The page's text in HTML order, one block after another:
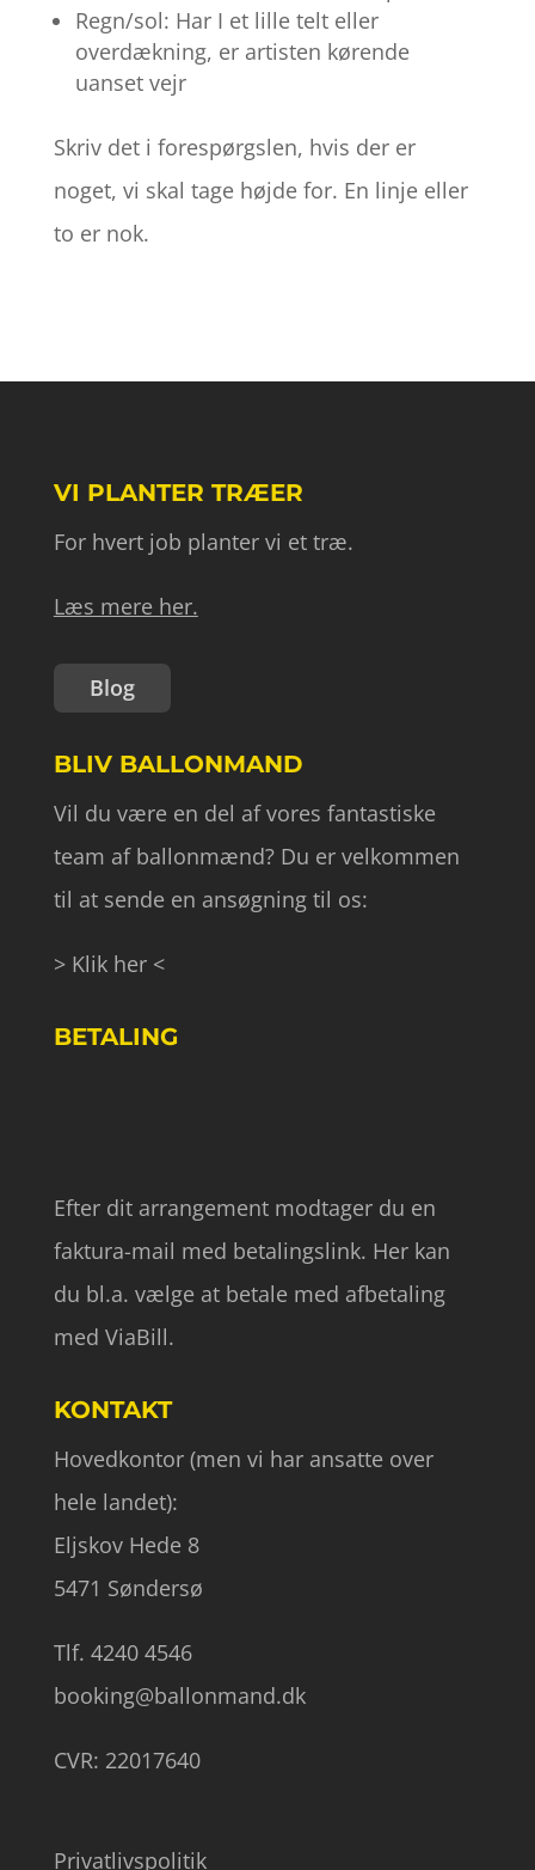
Regn/sol: Har I et lille telt eller
overdækning, er artisten kørende
uanset vejr
Skriv det i forespørgslen, hvis der er
noget, vi skal tage højde for. En linje eller
to er nok.
VI PLANTER TRÆER
For hvert job planter vi et træ.
Læs mere her.
Blog
BLIV BALLONMAND
Vil du være en del af vores fantastiske
team af ballonmænd? Du er velkommen
til at sende en ansøgning til os:
> Klik her <
BETALING
Efter dit arrangement modtager du en
faktura-mail med betalingslink. Her kan
du bl.a. vælge at betale med afbetaling
med ViaBill.
KONTAKT
Hovedkontor (men vi har ansatte over
hele landet):
Eljskov Hede 8
5471 Søndersø
Tlf. 4240 4546
booking@ballonmand.dk
CVR: 22017640
Privatlivspolitik